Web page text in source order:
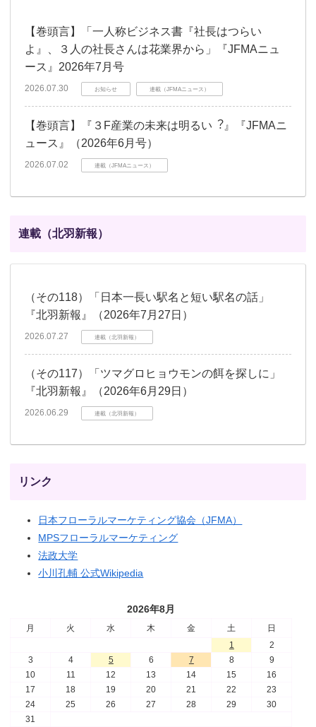
【巻頭言】「一人称ビジネス書『社長はつらい
よ』、３人の社長さんは花業界から」『JFMAニュ
ース』2026年7月号
2026.07.30 お知らせ 連載（JFMAニュース）
【巻頭言】『３F産業の未来は明るい︖』『JFMAニ
ュース』（2026年6月号）
2026.07.02 連載（JFMAニュース）
連載（北羽新報）
（その118）「日本一長い駅名と短い駅名の話」
『北羽新報』（2026年7月27日）
2026.07.27 連載（北羽新報）
（その117）「ツマグロヒョウモンの餌を探しに」
『北羽新報』（2026年6月29日）
2026.06.29 連載（北羽新報）
リンク
日本フローラルマーケティング協会（JFMA）
MPSフローラルマーケティング
法政大学
小川孔輔 公式Wikipedia
2026年8月
月 火 水 木 金 土
日
1
2
3
4 5 6 7 8
9
10
11 12 13 14 15
16
17
18 19 20 21 22
23
24
25 26 27 28 29
30
31